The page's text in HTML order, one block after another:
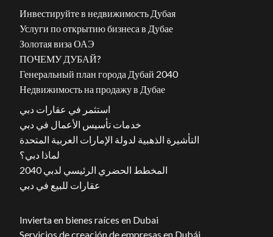
Инвестируйте в недвижимость Дубая
Услуги по открытию бизнеса в Дубае
Золотая виза ОАЭ
ПОЧЕМУ ДУБАЙ?
Генеральный план города Дубай 2040
Недвижимость на продажу в Дубае
استثمر في عقارات دبي
خدمات تأسيس الأعمال في دبي
التأشيرة الذهبية لدولة الإمارات العربية المتحدة
لماذا دبي؟
المخطط الحضري الرئيسي لدبي 2040
عقارات للبيع في دبي
Invierta en bienes raíces en Dubai
Servicios de creación de empresas en Dubái